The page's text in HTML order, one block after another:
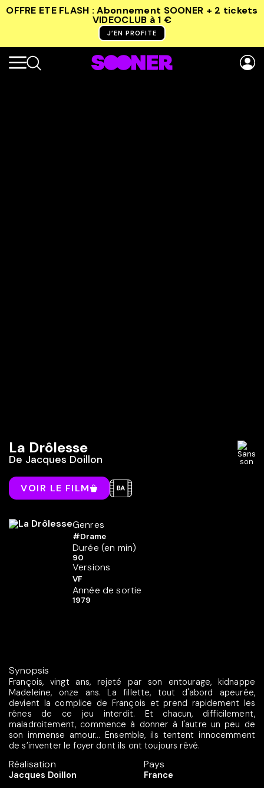
OFFRE ETE FLASH : Abonnement SOONER + 2 tickets
VIDEOCLUB à 1 €
J’EN PROFITE
La Drôlesse
De Jacques Doillon
VOIR LE FILM
Genres
#Drame
Durée (en min)
90
Versions
VF
Année de sortie
1979
Synopsis
François, vingt ans, rejeté par son entourage, kidnappe
Madeleine, onze ans. La fillette, tout d'abord apeurée,
devient la complice de François et prend rapidement les
rênes de ce jeu interdit. Et chacun, difficilement,
maladroitement, commence à donner à l'autre un peu de
son immense amour... Ensemble, ils tentent innocemment
de s’inventer le foyer dont ils ont toujours rêvé.
Réalisation
Jacques Doillon
Pays
France